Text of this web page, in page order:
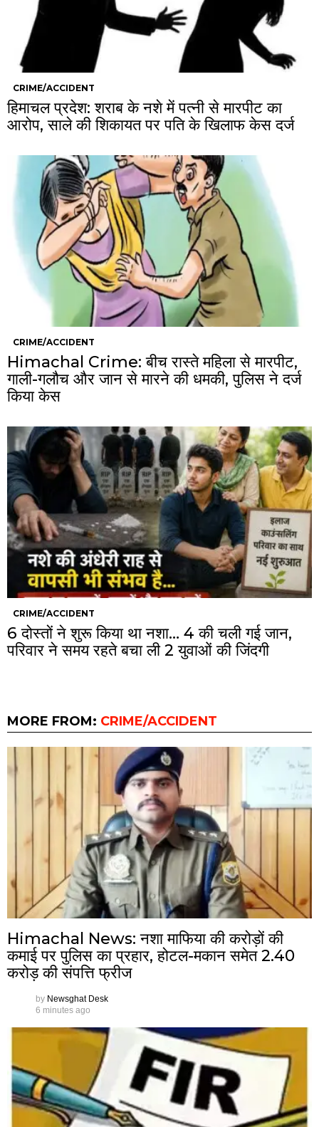
CRIME/ACCIDENT
हिमाचल प्रदेश: शराब के नशे में पत्नी से मारपीट का
आरोप, साले की शिकायत पर पति के खिलाफ केस दर्ज
CRIME/ACCIDENT
Himachal Crime: बीच रास्ते महिला से मारपीट,
गाली-गलौच और जान से मारने की धमकी, पुलिस ने दर्ज
किया केस
CRIME/ACCIDENT
6 दोस्तों ने शुरू किया था नशा… 4 की चली गई जान,
परिवार ने समय रहते बचा ली 2 युवाओं की जिंदगी
MORE FROM: CRIME/ACCIDENT
Himachal News: नशा माफिया की करोड़ों की
कमाई पर पुलिस का प्रहार, होटल-मकान समेत 2.40
करोड़ की संपत्ति फ्रीज
by Newsghat Desk
6 minutes ago